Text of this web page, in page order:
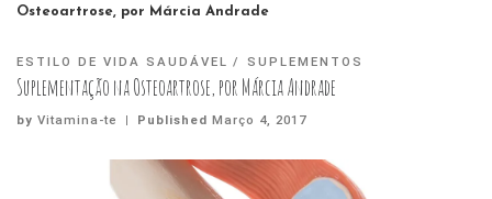
Osteoartrose, por Márcia Andrade
ESTILO DE VIDA SAUDÁVEL SUPLEMENTOS
Suplementação na Osteoartrose, por Márcia Andrade
by Vitamina-te | PublishedMarço 4, 2017